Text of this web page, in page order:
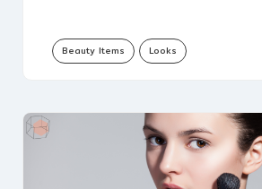
Beauty Items Looks